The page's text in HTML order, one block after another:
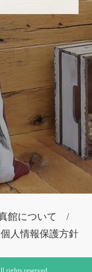
館について
個人情報保護方針
rights reserved.